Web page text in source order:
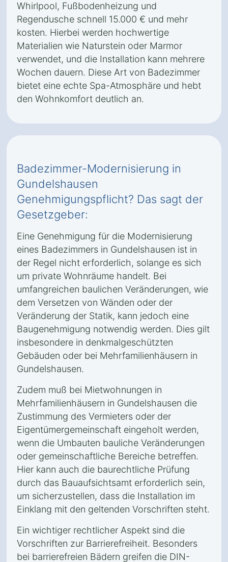
Whirlpool, Fußbodenheizung und
Regendusche schnell 15.000 € und mehr
kosten. Hierbei werden hochwertige
Materialien wie Naturstein oder Marmor
verwendet, und die Installation kann mehrere
Wochen dauern. Diese Art von Badezimmer
bietet eine echte Spa-Atmosphäre und hebt
den Wohnkomfort deutlich an.
Badezimmer-Modernisierung in
Gundelshausen
Genehmigungspflicht? Das sagt der
Gesetzgeber:
Eine Genehmigung für die Modernisierung
eines Badezimmers in Gundelshausen ist in
der Regel nicht erforderlich, solange es sich
um private Wohnräume handelt. Bei
umfangreichen baulichen Veränderungen, wie
dem Versetzen von Wänden oder der
Veränderung der Statik, kann jedoch eine
Baugenehmigung notwendig werden. Dies gilt
insbesondere in denkmalgeschützten
Gebäuden oder bei Mehrfamilienhäusern in
Gundelshausen.
Zudem muß bei Mietwohnungen in
Mehrfamilienhäusern in Gundelshausen die
Zustimmung des Vermieters oder der
Eigentümergemeinschaft eingeholt werden,
wenn die Umbauten bauliche Veränderungen
oder gemeinschaftliche Bereiche betreffen.
Hier kann auch die baurechtliche Prüfung
durch das Bauaufsichtsamt erforderlich sein,
um sicherzustellen, dass die Installation im
Einklang mit den geltenden Vorschriften steht.
Ein wichtiger rechtlicher Aspekt sind die
Vorschriften zur Barrierefreiheit. Besonders
bei barrierefreien Bädern greifen die DIN-